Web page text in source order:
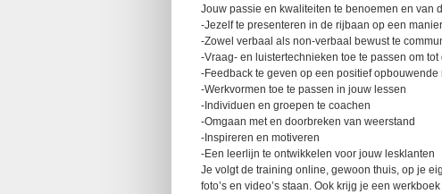
Jouw passie en kwaliteiten te benoemen en van
-Jezelf te presenteren in de rijbaan op een
-Zowel verbaal als non-verbaal bewust te
-Vraag- en luistertechnieken toe te passen om
-Feedback te geven op een positief opbouwende
-Werkvormen toe te passen in jouw lessen
-Individuen en groepen te coachen
-Omgaan met en doorbreken van weerstand
-Inspireren en motiveren
-Een leerlijn te ontwikkelen voor jouw lesklanten
Je volgt de training online, gewoon thuis, op je
foto’s en video’s staan. Ook krijg je een